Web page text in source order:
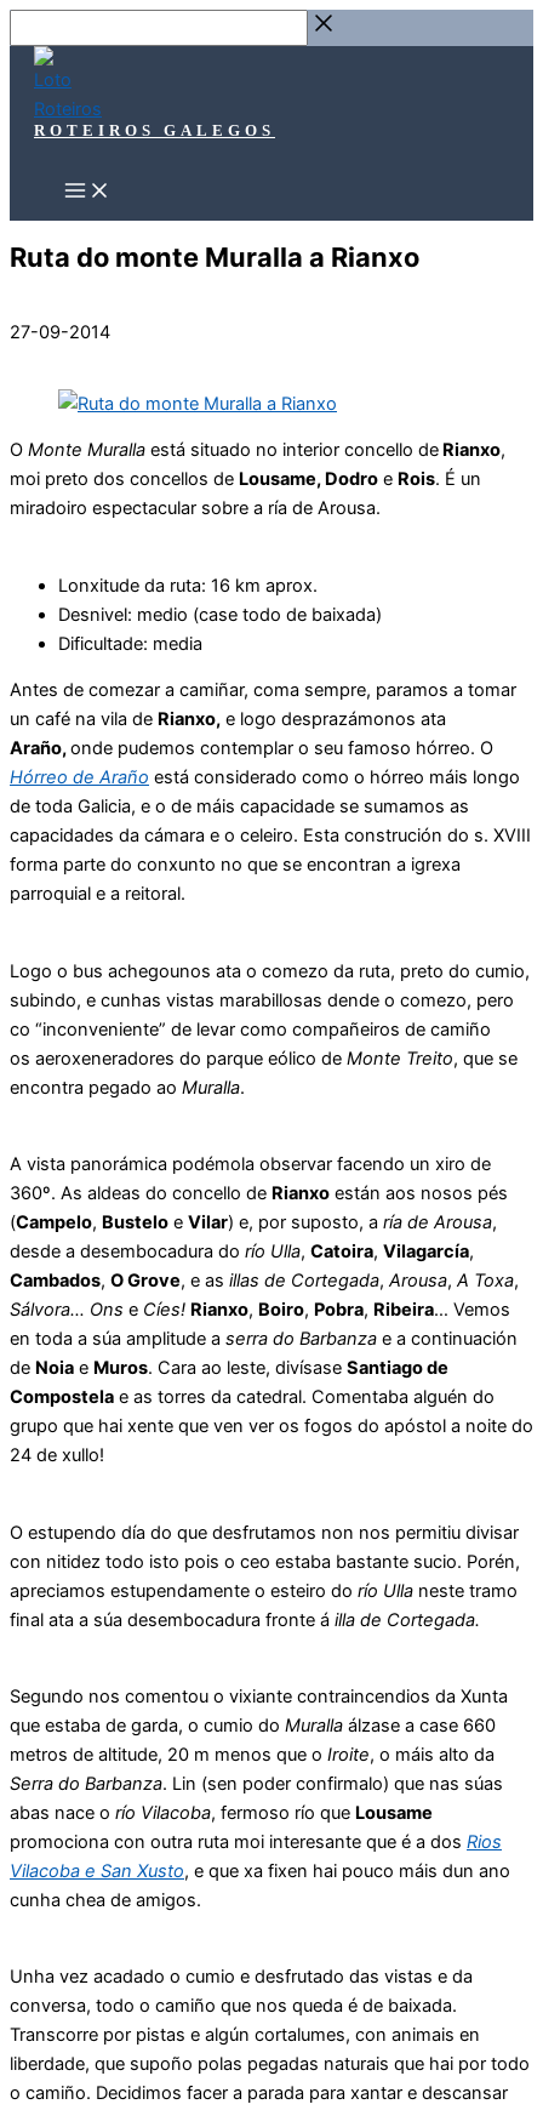
ao
contido
…
ROTEIROS GALEGOS
Ruta do monte Muralla a Rianxo
27-09-2014
O Monte Muralla está situado no interior concello de Rianxo,
moi preto dos concellos de Lousame, Dodro e Rois. É un
miradoiro espectacular sobre a ría de Arousa.
Lonxitude da ruta: 16 km aprox.
Desnivel: medio (case todo de baixada)
Dificultade: media
Antes de comezar a camiñar, coma sempre, paramos a tomar
un café na vila de Rianxo, e logo desprazámonos ata
Araño,onde pudemos contemplar o seu famoso hórreo. O
Hórreo de Araño está considerado como o hórreo máis longo
de toda Galicia, e o de máis capacidade se sumamos as
capacidades da cámara e o celeiro. Esta construción do s. XVIII
forma parte do conxunto no que se encontran a igrexa
parroquial e a reitoral.
Logo o bus achegounos ata o comezo da ruta, preto do cumio,
subindo, e cunhas vistas marabillosas dende o comezo, pero
co “inconveniente” de levar como compañeiros de camiño
os aeroxeneradores do parque eólico de Monte Treito, que se
encontra pegado ao Muralla.
A vista panorámica podémola observar facendo un xiro de
360º. As aldeas do concello de Rianxo están aos nosos pés
(Campelo, Bustelo e Vilar) e, por suposto, a ría de Arousa,
desde a desembocadura do río Ulla, Catoira, Vilagarcía,
Cambados, O Grove, e as illas de Cortegada, Arousa, A Toxa,
Sálvora… Ons e Cíes! Rianxo, Boiro, Pobra, Ribeira… Vemos
en toda a súa amplitude a serra do Barbanza e a continuación
de Noia e Muros. Cara ao leste, divísase Santiago de
Compostela e as torres da catedral. Comentaba alguén do
grupo que hai xente que ven ver os fogos do apóstol a noite do
24 de xullo!
O estupendo día do que desfrutamos non nos permitiu divisar
con nitidez todo isto pois o ceo estaba bastante sucio. Porén,
apreciamos estupendamente o esteiro do río Ulla neste tramo
final ata a súa desembocadura fronte á illa de Cortegada.
Segundo nos comentou o vixiante contraincendios da Xunta
que estaba de garda, o cumio do Muralla álzase a case 660
metros de altitude, 20 m menos que o Iroite, o máis alto da
Serra do Barbanza. Lin (sen poder confirmalo) que nas súas
abas nace o río Vilacoba, fermoso río que Lousame
promociona con outra ruta moi interesante que é a dos Rios
Vilacoba e San Xusto, e que xa fixen hai pouco máis dun ano
cunha chea de amigos.
Unha vez acadado o cumio e desfrutado das vistas e da
conversa, todo o camiño que nos queda é de baixada.
Transcorre por pistas e algún cortalumes, con animais en
liberdade, que supoño polas pegadas naturais que hai por todo
o camiño. Decidimos facer a parada para xantar e descansar